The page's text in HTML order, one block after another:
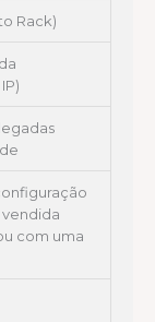
Rack)
com uma